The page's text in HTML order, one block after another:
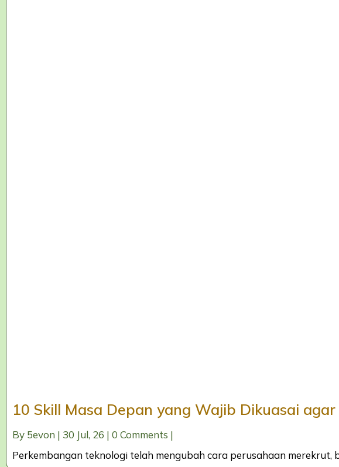
10 Skill Masa Depan yang Wajib Dikuasai
By 5evon | 30 Jul, 26 | 0 Comments |
Perkembangan teknologi telah mengubah cara perusahaan merekrut,